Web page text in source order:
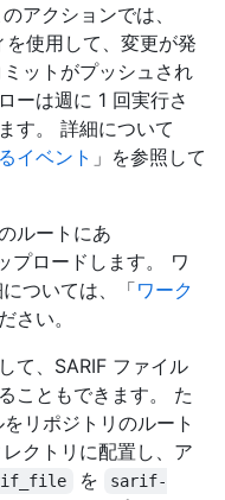
アクションでは、
を使用して、変更が発
ットがプッシュされ
ーは週に 1 回実行さ
す。 詳細について
イベント 」を参照して
ルートにあ
プロードします。 ワ
ついては、「ワーク
さい。
て、SARIF ファイル
こともできます。 た
リポジトリのルート
クトリに配置し、ア
を
sarif-